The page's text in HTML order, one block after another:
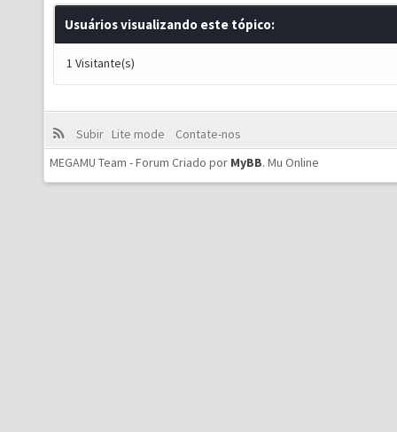
Usuários visualizando este tópico:
1 Visitante(s)
Subir Lite mode
Contate-nos
MEGAMU Team - Forum Criado por MyBB. Mu Online